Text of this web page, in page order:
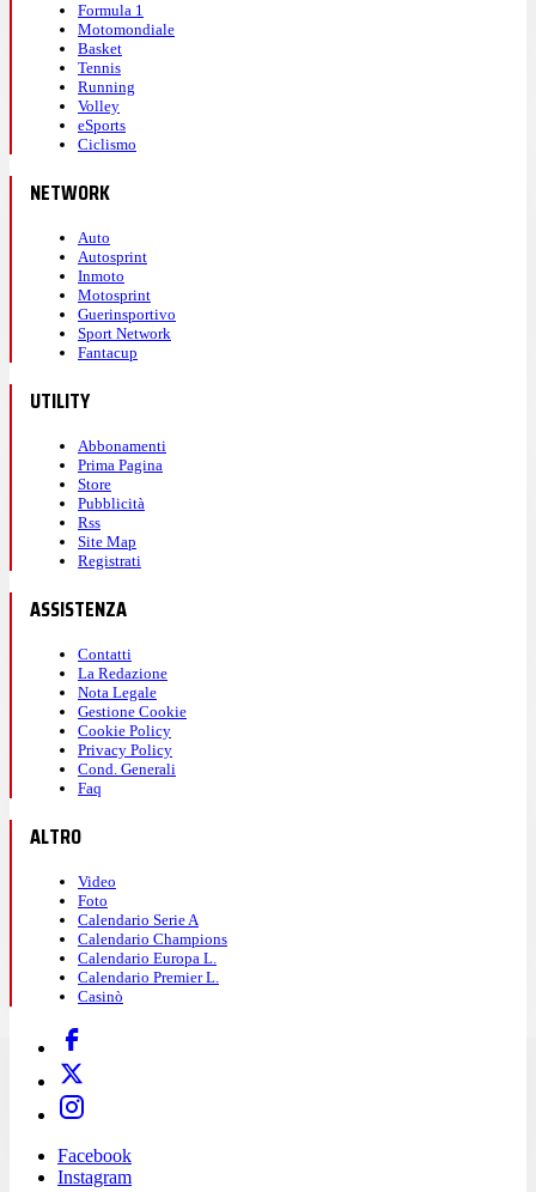
Formula 1
Motomondiale
Basket
Tennis
Running
Volley
eSports
Ciclismo
NETWORK
Auto
Autosprint
Inmoto
Motosprint
Guerinsportivo
Sport Network
Fantacup
UTILITY
Abbonamenti
Prima Pagina
Store
Pubblicità
Rss
Site Map
Registrati
ASSISTENZA
Contatti
La Redazione
Nota Legale
Gestione Cookie
Cookie Policy
Privacy Policy
Cond. Generali
Faq
ALTRO
Video
Foto
Calendario Serie A
Calendario Champions
Calendario Europa L.
Calendario Premier L.
Casinò
Facebook
Instagram